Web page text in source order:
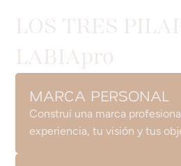
MARCA PERSONAL
Construí una marca
experiencia, tu visión y tus